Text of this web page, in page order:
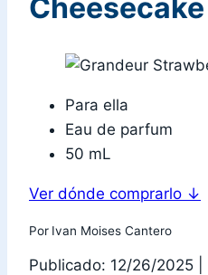
Cheesecake
Para ella
Eau de parfum
50 mL
Ver dónde comprarlo ↓
Por Ivan Moises Cantero
Publicado: 12/26/2025